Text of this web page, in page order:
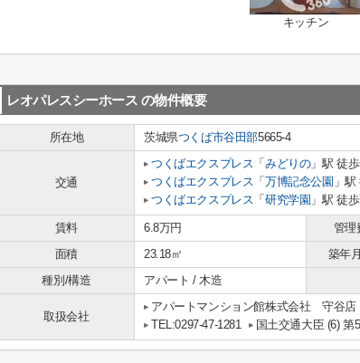
キッチン
レオパレスシーホース の物件概要
所在地 茨城県つくば市谷田部5665-4
交通
つくばエクスプレス 「みどりの」駅 徒
つくばエクスプレス 「万博記念公園 」
つくばエクスプレス 「研究学園 」駅 徒
賃料 6.8万円 管理
面積
23.18㎡ 築年
種別/構造
アパート / 木造
取扱会社
アパートマンション館株式会社 守谷店
TEL:0297-47-1281
国土交通大臣 (6) 第